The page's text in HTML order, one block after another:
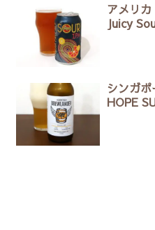
アメリ
Juicy
シンガ
HOPE